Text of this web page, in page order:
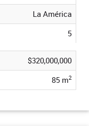
La América
5
$320,000,000
85 m2